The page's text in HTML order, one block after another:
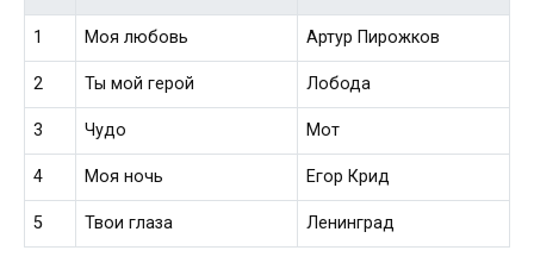
1 Моя любовь Артур Пирожков
2 Ты мой герой Лобода
3 Чудо Мот
4 Моя ночь Егор Крид
5 Твои глаза Ленинград